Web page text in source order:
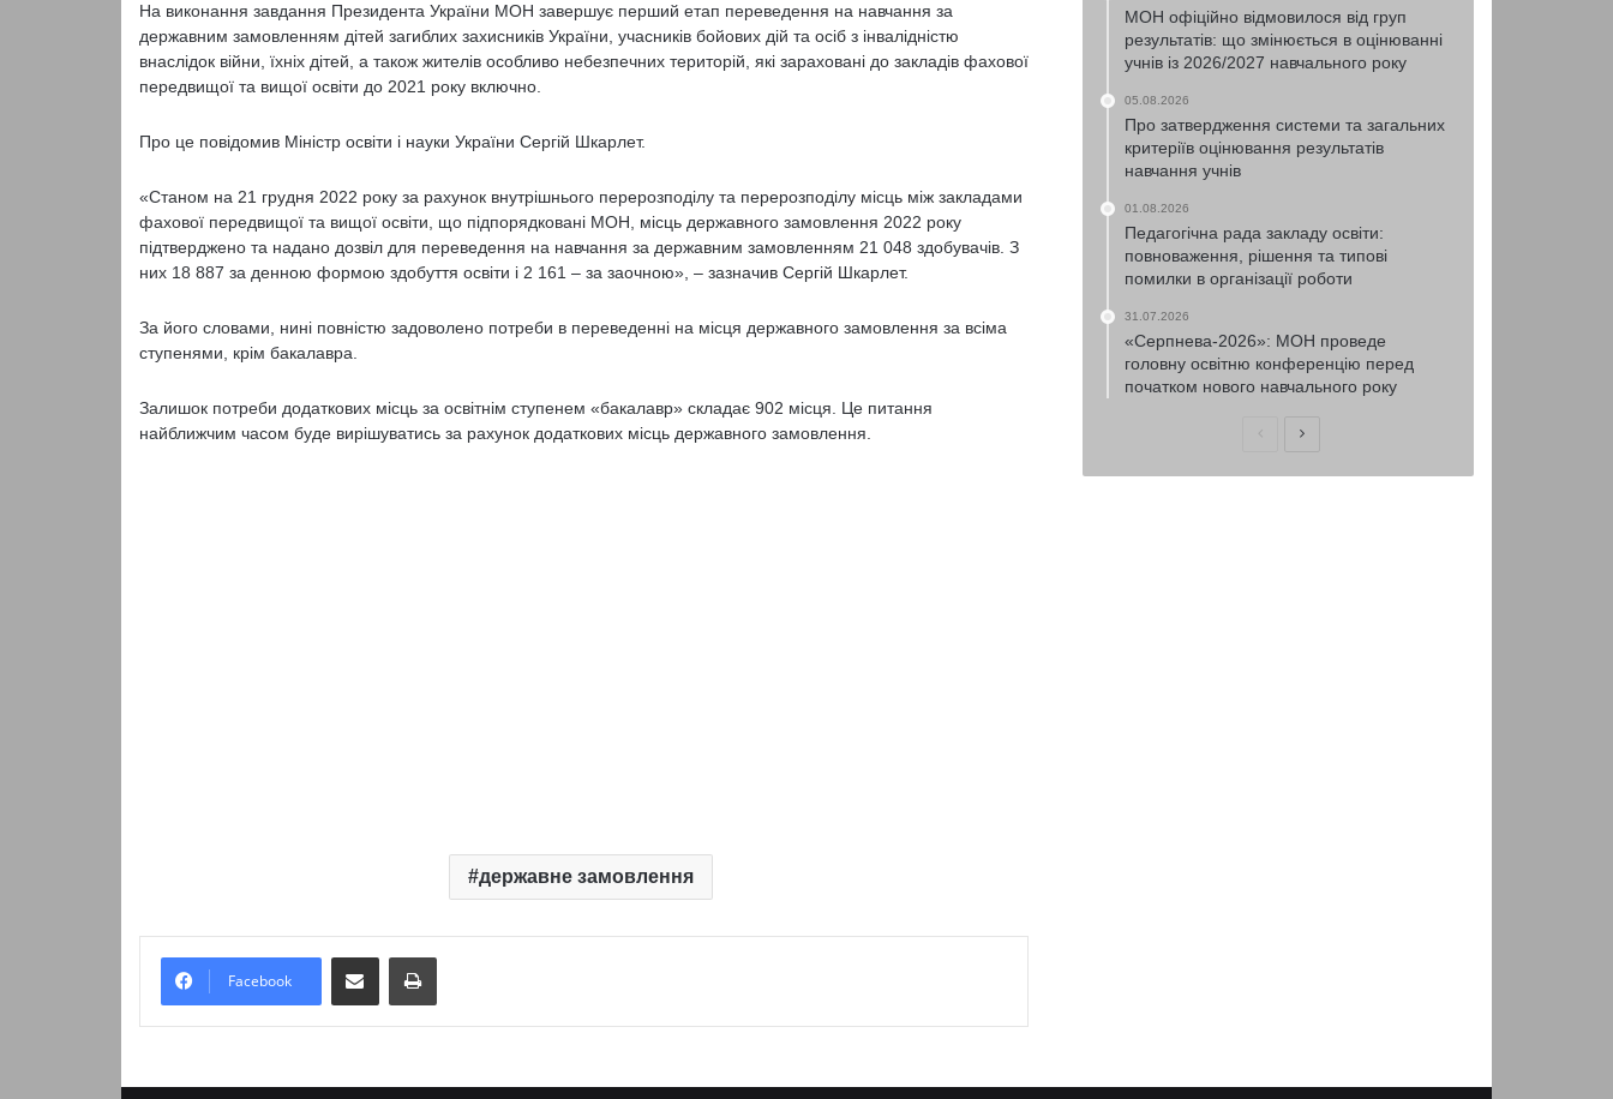
На виконання завдання Президента України МОН завершує перший етап переведення на навчання за
державним замовленням дітей загиблих захисників України, учасників бойових дій та осіб з інвалідністю
внаслідок війни, їхніх дітей, а також жителів особливо небезпечних територій, які зараховані до закладів фахової
передвищої та вищої освіти до 2021 року включно.
Про це повідомив Міністр освіти і науки України Сергій Шкарлет.
«Станом на 21 грудня 2022 року за рахунок внутрішнього перерозподілу та перерозподілу місць між закладами
фахової передвищої та вищої освіти, що підпорядковані МОН, місць державного замовлення 2022 року
підтверджено та надано дозвіл для переведення на навчання за державним замовленням 21 048 здобувачів. З
них 18 887 за денною формою здобуття освіти і 2 161 – за заочною», – зазначив Сергій Шкарлет.
За його словами, нині повністю задоволено потреби в переведенні на місця державного замовлення за всіма
ступенями, крім бакалавра.
Залишок потреби додаткових місць за освітнім ступенем «бакалавр» складає 902 місця. Це питання
найближчим часом буде вирішуватись за рахунок додаткових місць державного замовлення.
державне замовлення
Facebook
Надіслати електронною поштоюНадрукувати
МОН офіційно відмовилося від груп
результатів: що змінюється в оцінюванні
учнів із 2026/2027 навчального року
05.08.2026
Про затвердження системи та загальних
критеріїв оцінювання результатів
навчання учнів
01.08.2026
Педагогічна рада закладу освіти:
повноваження, рішення та типові
помилки в організації роботи
31.07.2026
«Серпнева-2026»: МОН проведе
головну освітню конференцію перед
початком нового навчального року
ПопередняНаступна